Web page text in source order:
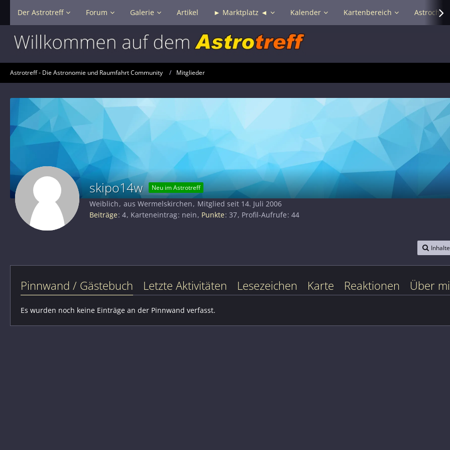
Der Astrotreff Forum Galerie Artikel ► Marktplatz ◄ Kalender Kartenbereich Astrochat
Astrotreff - Die Astronomie und Raumfahrt Community Mitglieder
skipo14w Neu im Astrotreff
Weiblich aus Wermelskirchen
Mitglied seit 14. Juli 2006
Beiträge 4 Karteneintrag nein Punkte 37 Profil-Aufrufe 44
Pinnwand / Gästebuch Letzte Aktivitäten Lesezeichen Karte Reaktionen Über
Es wurden noch keine Einträge an der Pinnwand verfasst.